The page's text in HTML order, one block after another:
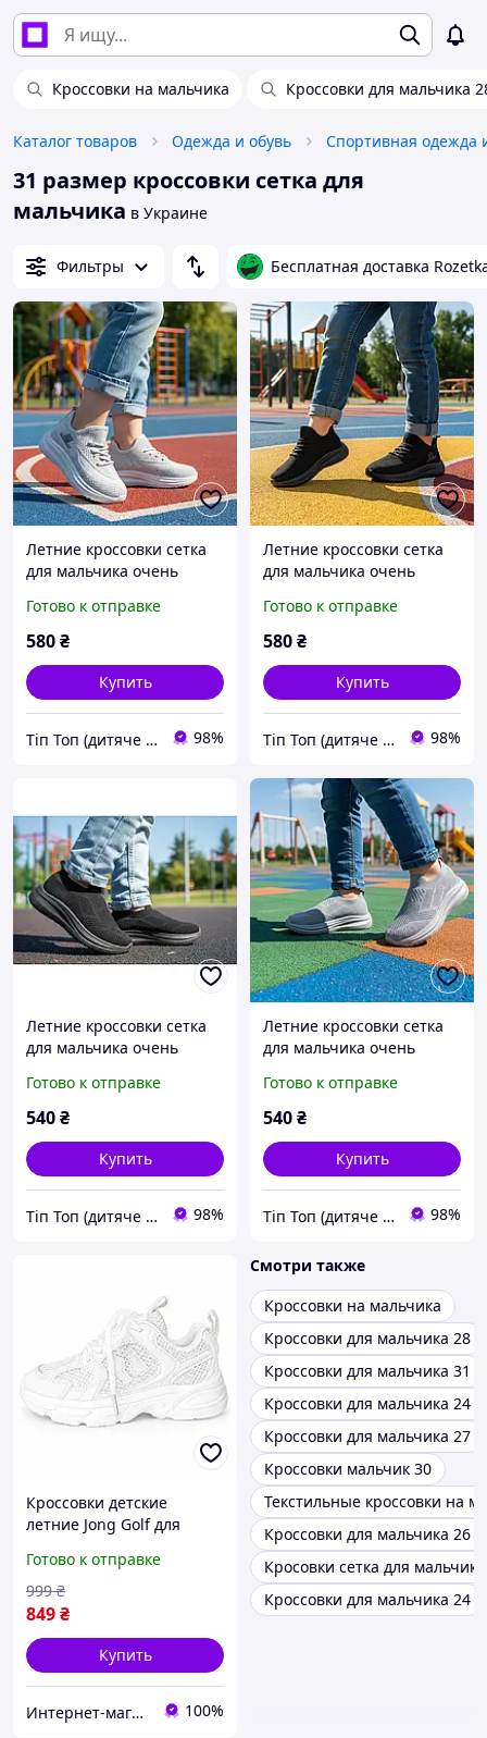
Кроссовки на мальчика Кроссовки для мальчика
Каталог товаров Одежда и обувь Спортивная одежда
31 размер кроссовки сетка для
мальчика в Украине
Фильтры Бесплатная доставка
Летние кроссовки сетка
для мальчика очень
Размеры: 27-31
Готово к отправке
580₴
Купить
Тіп Топ (дитяче взуття) 98%
Летние кроссовки сетка
для мальчика очень
Размеры: 26-31
Готово к отправке
580₴
Купить
Тіп Топ (дитяче взуття) 98%
Летние кроссовки сетка
для мальчика очень
Размеры: 26-31
Готово к отправке
540₴
Купить
Тіп Топ (дитяче взуття) 98%
Летние кроссовки сетка
для мальчика очень
Размеры: 26-31
Готово к отправке
540₴
Купить
Тіп Топ (дитяче взуття) 98%
Кроссовки детские
летние Jong Golf для
белые с сеткой, на
липучке, размер 31 (19.7
см)
Готово к отправке
849₴
999 ₴
Купить
Интернет-магазин детской одежды и обуви 100%
Смотри также
Кроссовки на мальчика
Кроссовки для мальчика 28
Кроссовки для мальчика 31
Кроссовки для мальчика 24
Кроссовки для мальчика 27
Кроссовки мальчик 30
Текстильные кроссовки на
Кроссовки для мальчика 26
Кросовки сетка для мальчика
Кроссовки для мальчика 24